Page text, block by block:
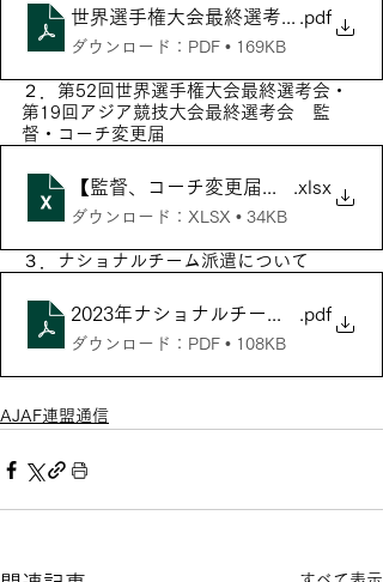
世界選手権大会最終選考会兼アジ
.pdf
ダウンロード：PDF • 169KB
２．第52回世界選手権大会最終選考会・
第19回アジア競技大会最終選考会　監
督・コーチ変更届
【監督、コーチ変更届】第52回世
.xlsx
ダウンロード：XLSX • 34KB
３．ナショナルチーム派遣について
2023年ナショナルチーム派遣につい
.pdf
ダウンロード：PDF • 108KB
AJAF連盟通信